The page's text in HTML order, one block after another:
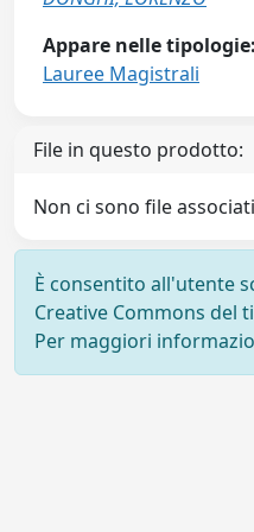
Appare nelle tipologie:
Lauree Magistrali
File in questo prodotto:
Non ci sono file
È consentito all'utente
Creative Commons del
Per maggiori